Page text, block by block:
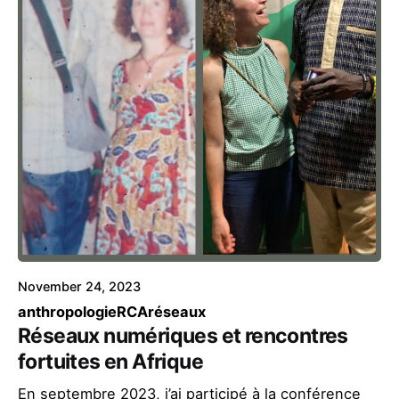
November 24, 2023
anthropologieRCAréseaux
Réseaux numériques et rencontres
fortuites en Afrique
En septembre 2023, j’ai participé à la conférence